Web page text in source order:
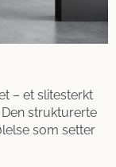
– et slitesterkt
strukturerte
som setter